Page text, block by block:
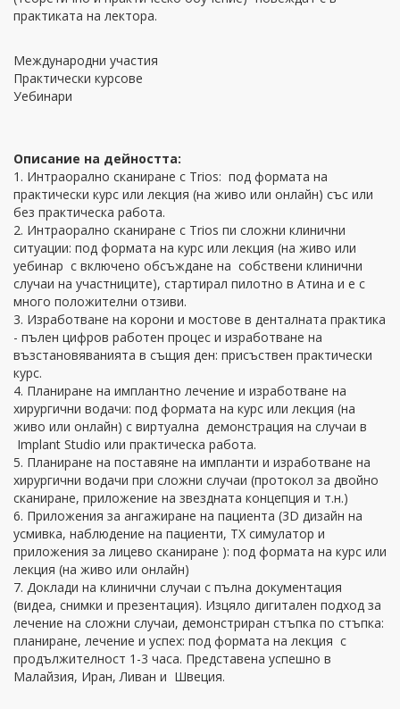
практиката на лектора.
Международни участия
Практически курсове
Уебинари
Описание на дейността:
1. Интраорално сканиране с Trios: под формата на
практически курс или лекция (на живо или онлайн) със или
без практическа работа.
2. Интраорално сканиране с Trios пи сложни клинични
ситуации: под формата на курс или лекция (на живо или
уебинар с включено обсъждане на собствени клинични
случаи на участниците), стартирал пилотно в Атина и е с
много положителни отзиви.
3. Изработване на корони и мостове в денталната практика
- пълен цифров работен процес и изработване на
възстановяванията в същия ден: присъствен практически
курс.
4. Планиране на имплантно лечение и изработване на
хирургични водачи: под формата на курс или лекция (на
живо или онлайн) с виртуална демонстрация на случаи в
Implant Studio или практическа работа.
5. Планиране на поставяне на импланти и изработване на
хирургични водачи при сложни случаи (протокол за двойно
сканиране, приложение на звездната концепция и т.н.)
6. Приложения за ангажиране на пациента (3D дизайн на
усмивка, наблюдение на пациенти, TX симулатор и
приложения за лицево сканиране ): под формата на курс или
лекция (на живо или онлайн)
7. Доклади на клинични случаи с пълна документация
(видеа, снимки и презентация). Изцяло дигитален подход за
лечение на сложни случаи, демонстриран стъпка по стъпка:
планиране, лечение и успех: под формата на лекция с
продължителност 1-3 часа. Представена успешно в
Малайзия, Иран, Ливан и Швеция.